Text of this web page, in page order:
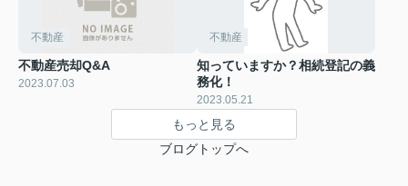
不動産
不動産売却Q&A
2023.07.03
不動産
知っていますか？相続登記の義
務化！
2023.05.21
もっと見る
ブログトップへ